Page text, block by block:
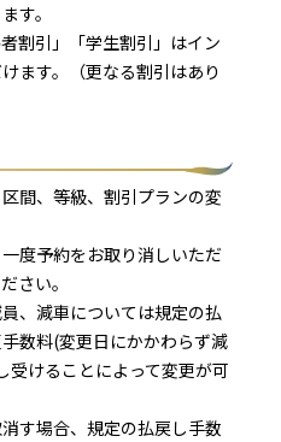
す。
割引」「学生割引」はイン
ます。（更なる割引はあり
間、等級、割引プランの変
度予約をお取り消しいただ
さい。
、減車については規定の払
数料(変更日にかかわらず減
受けることによって変更が可
す場合、規定の払戻し手数